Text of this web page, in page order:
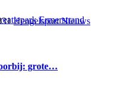
Hengelsport Nieuws
grote…